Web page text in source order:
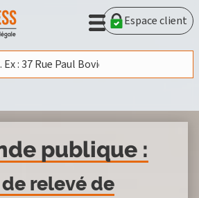
Espace client
publique :
relevé de